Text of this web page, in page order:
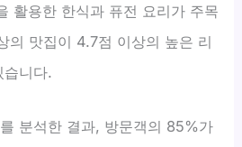
활용한 한식과 퓨전 요리가 주목
의 맛집이 4.7점 이상의 높은 리
습니다.
분석한 결과, 방문객의 85%가